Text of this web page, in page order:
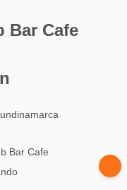
Bar Cafe
Bar Cafe